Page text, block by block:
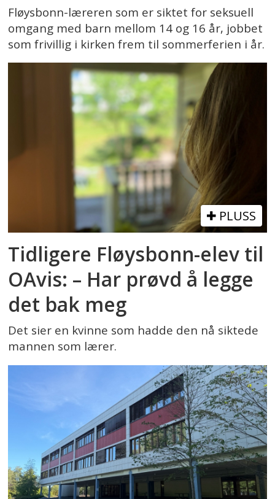
Fløysbonn-læreren som er siktet for seksuell
omgang med barn mellom 14 og 16 år, jobbet
som frivillig i kirken frem til sommerferien i år.
PLUSS
Tidligere Fløysbonn-elev til
OAvis: – Har prøvd å legge
det bak meg
Det sier en kvinne som hadde den nå siktede
mannen som lærer.